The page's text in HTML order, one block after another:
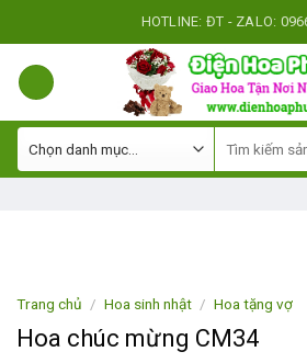
to
content
HOTLINE: ĐT - ZALO:
Trang chủ / Hoa sinh nhật / Hoa tặng vợ
Hoa chúc mừng CM34